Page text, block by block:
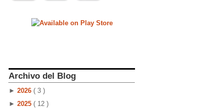
Archivo del Blog
► 2026 ( 3 )
► 2025 ( 12 )